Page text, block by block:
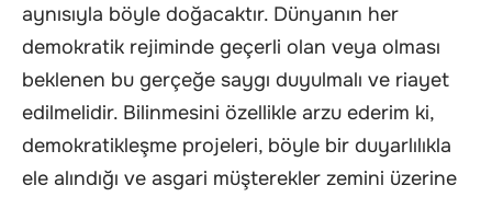
aynısıyla böyle doğacaktır. Dünyanın her
demokratik rejiminde geçerli olan veya olması
beklenen bu gerçeğe saygı duyulmalı ve riayet
edilmelidir. Bilinmesini özellikle arzu ederim ki,
demokratikleşme projeleri, böyle bir duyarlılıkla
ele alındığı ve asgari müşterekler zemini üzerine